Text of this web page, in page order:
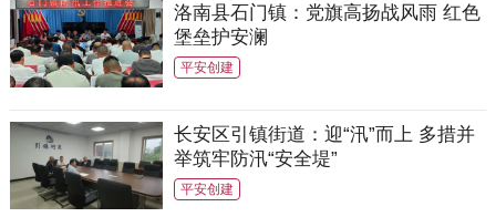
洛南县石门镇：党旗高扬战风雨 红色
堡垒护安澜
平安创建
长安区引镇街道：迎“汛”而上 多措并
举筑牢防汛“安全堤”
平安创建